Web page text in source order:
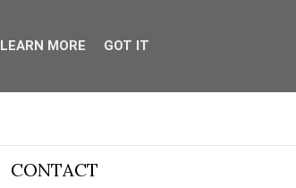
CONTACT
LEARN MORE GOT IT